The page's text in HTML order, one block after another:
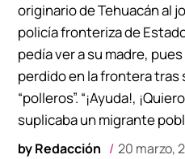
byRedacción 20 marzo,
originario de Tehuacán al
policía fronteriza de
pedía ver a su madre,
perdido en la frontera tras
“polleros”. “¡Ayuda!,
suplicaba un migrante